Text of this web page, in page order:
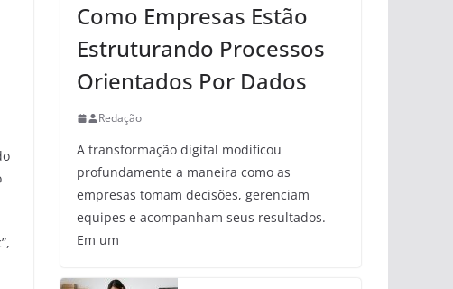
Como Empresas Estão
Estruturando Processos
Orientados Por Dados
Redação
A transformação digital modificou
profundamente a maneira como as
empresas tomam decisões, gerenciam
equipes e acompanham seus resultados.
Em um